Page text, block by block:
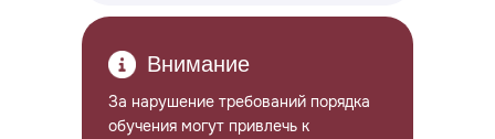
Внимание
За нарушение требований порядка
обучения могут привлечь к